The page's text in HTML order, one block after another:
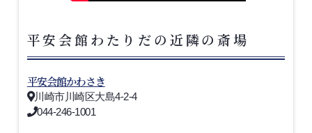
平安会館わたりだの近隣の斎場
平安会館かわさき
川崎市川崎区大島4-2-4
044-246-1001